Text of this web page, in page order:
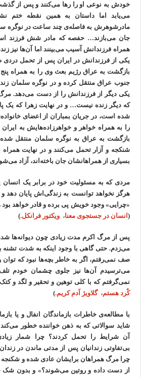
خودش به نوعی او را رها می‌کنند و پس از گذشت
می‌یابد اما داستان به همین نقطه ختم
مادرشوهرش به فاصله‌ی چند ساعت در نوگره
جان می‌بازند… حفصه که مادر شش فرزند
همراه فرزندانش آسیب می‌بینند اما آن‌ها نیز
یکی از فرزندانش در ایران پس از تحمل دردی
بازگشت به عراق رژیم بعث وی را به همراه پنج
جنوب عراق منتقل کرده و در نوگره سلمان
یکی دیگر از فرزندانش را از دست می‌دهد.
که دیگر زنده نیست… و در نهایت زهرا که یک
شده است، در جریان بمباران از اعضای
را به همراه خواهر و خواهرزاده‌هایش به
بازگشت به عراق به نوگره سلمان منتقل
شنکجه و آزار تحمل می‌کنند و در نهایت
بسیاری از همراهانشان جان باخته‌اند، آزاد
مردی که به مسئولیت خود در برابر یک انسان
هرگز نخواهد توانست به زندگی‌اش پایان دهد و
«چرایی» وجود خویش پی برده و قادر خواهد
( انسان در جستجوی معنا، ویکتور فرانکل.)
پس از مرگ اکرم مدت زیادی چون دیوانه‌ها
می‌زدم. حتی گاهی با وجود اینکه به شدت تشنه
صف نمی‌رفتم، اگر به خاطر بچه‌ها نبود که توان
می‌ترسیدم آن‌ها نیز جلوی چشمان خودم
نمی‌گرفتم که با کلی توهین و تحقیر و لگد و
کٌرد هستم، گلاویژ آدم کریم.)
با مطالعه‌ی خاطرات بازماندگان انفال و یا
شاید سوالاتی که به ذهن خواننده خطور می‌کند
آن شرایط را تحمل کردند؟ چرا شمار
بی‌تفاوتی زندانیان پس از مدتی ماندن در
چرا مرگ همراهان برایشان عادی شده و شکنجه و
از دست داده و روتین می‌شوند؟» و بدون شک